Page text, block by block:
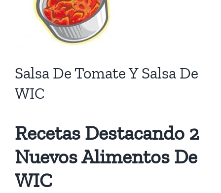
Salsa De Tomate Y Salsa De
WIC
Recetas Destacando 2
Nuevos Alimentos De
WIC